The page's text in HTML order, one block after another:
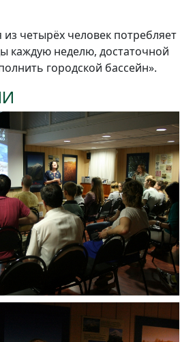
четырёх человек потребляет
каждую неделю, достаточной
городской бассейн».